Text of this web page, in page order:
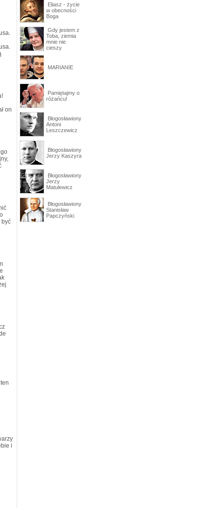
on
być
i
Eliasz - życie
w obecności
Boga
Gdy jestem z
Toba, ziemia
mnie nie
cieszy
MARIANIE
Pamiętajmy o
różańcu!
Błogosławiony
Antoni
Leszczewicz
Błogosławiony
Jerzy Kaszyra
Błogosławiony
Jerzy
Matulewicz
Błogosławiony
Stanisław
Papczyński